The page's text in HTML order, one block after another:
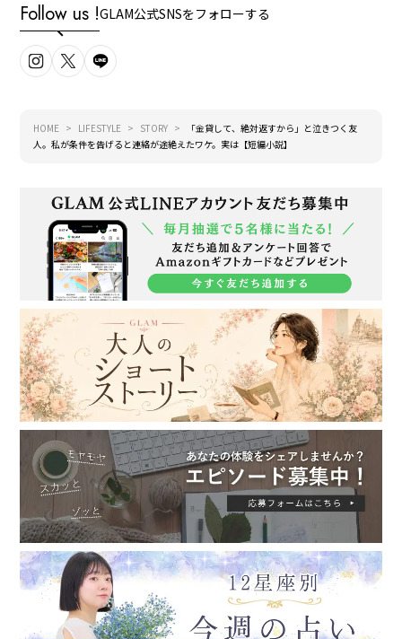
Follow us !GLAM公式SNSをフォローする
HOME LIFESTYLE STORY
「金貸して、絶対返すから」と泣きつく友
人。私が条件を告げると連絡が途絶えたワケ。実は【短編小説】